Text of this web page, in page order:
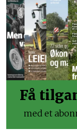
Få
med et